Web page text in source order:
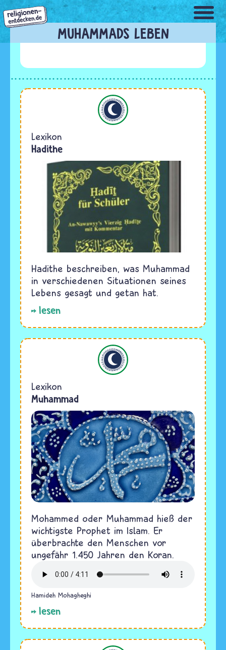
Direkt
zum
Inhalt
MUHAMMADS LEBEN
Lexikon
Hadithe
Hadithe beschreiben, was Muhammad
in verschiedenen Situationen seines
Lebens gesagt und getan hat.
lesen
Lexikon
Muhammad
Mohammed oder Muhammad hieß der
wichtigste Prophet im Islam. Er
überbrachte den Menschen vor
ungefähr 1.450 Jahren den Koran.
Hamideh Mohagheghi
lesen